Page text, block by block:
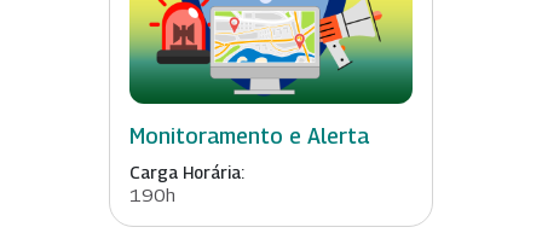
Monitoramento e Alerta
Carga Horária:
190h